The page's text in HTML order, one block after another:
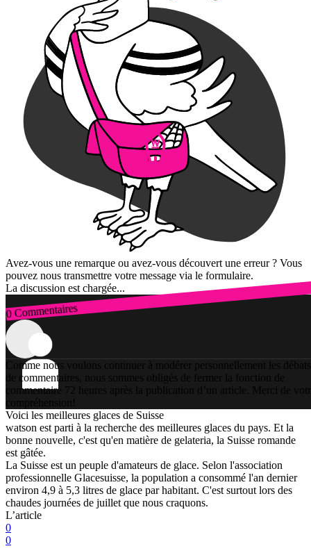
Avez-vous une remarque ou avez-vous découvert une erreur ? Vous
pouvez nous transmettre votre message via le formulaire.
La discussion est chargée...
0 Commentaires
Connexion
Comme nous voulons continuer à modérer personnellement les débats
de commentaires, nous sommes obligés de fermer la fonction de
commentaire 72 heures après la publication d’un article. Merci de
compréhension!
Voici les meilleures glaces de Suisse
watson est parti à la recherche des meilleures glaces du pays. Et la
bonne nouvelle, c'est qu'en matière de gelateria, la Suisse romande
est gâtée.
La Suisse est un peuple d'amateurs de glace. Selon l'association
professionnelle Glacesuisse, la population a consommé l'an dernier
environ 4,9 à 5,3 litres de glace par habitant. C'est surtout lors des
chaudes journées de juillet que nous craquons.
L’article
0
0